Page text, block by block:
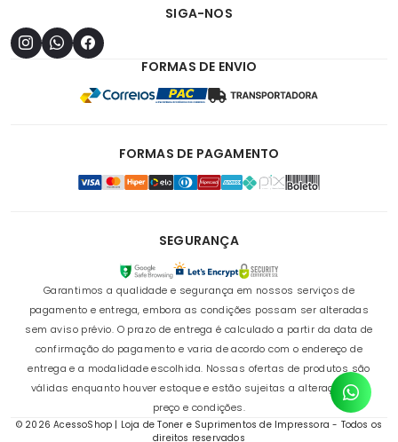
SIGA-NOS
FORMAS DE ENVIO
FORMAS DE PAGAMENTO
SEGURANÇA
Garantimos a qualidade e segurança em nossos serviços de
pagamento e entrega, embora as condições possam ser alteradas
sem aviso prévio. O prazo de entrega é calculado a partir da data de
confirmação do pagamento e varia de acordo com o endereço de
entrega e a modalidade escolhida. Nossas ofertas de produtos são
válidas enquanto houver estoque e estão sujeitas a alterações de
preço e condições.
© 2026 AcessoShop | Loja de Toner e Suprimentos de Impressora - Todos os
direitos reservados